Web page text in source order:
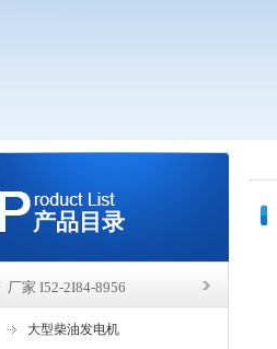
产品目录
厂家 I52-2I84-8956
大型柴油发电机